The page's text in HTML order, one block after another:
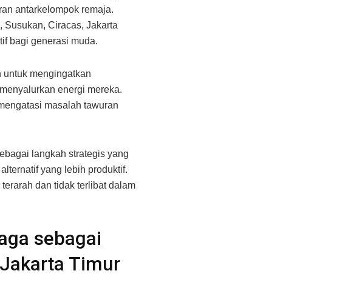
antarkelompok remaja.
Susukan, Ciracas, Jakarta
bagi generasi muda.
mengingatkan
energi mereka.
masalah tawuran
langkah strategis yang
yang lebih produktif.
dan tidak terlibat dalam
sebagai
Timur